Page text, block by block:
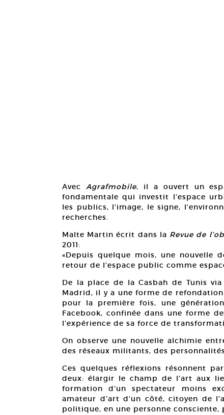
Avec Agrafmobile, il a ouvert un
fondamentale qui investit l’espace
les publics, l’image, le signe,
recherches.
Malte Martin écrit dans la Revue de
2011:
«Depuis quelque mois, une nouvelle
retour de l’espace public comme
De la place de la Casbah de Tunis
Madrid, il y a une forme de
pour la première fois, une
Facebook, confinée dans une forme
l’expérience de sa force de
On observe une nouvelle alchimie
des réseaux militants, des
Ces quelques réflexions résonnent
deux: élargir le champ de l’art aux
formation d’un spectateur moins
amateur d’art d’un côté, citoyen de
politique, en une personne consciente,